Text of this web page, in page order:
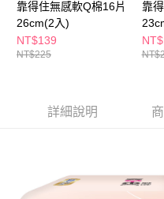
任。
４．使用「AFTEE先享後付」時
時審查核予不同之上限額度；若仍
請求用戶進行身份認證。
每筆NT$100，滿NT$790(含以
付款後寶雅門市自取(由倉庫統
靠得住無感軟Q棉16片
26cm(2入)
NT$139
NT$225
靠
詳細說明